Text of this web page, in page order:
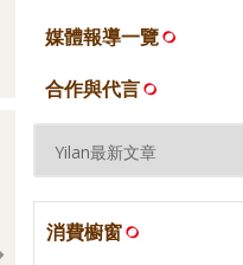
媒體報導一覽
合作與代言
消費櫥窗